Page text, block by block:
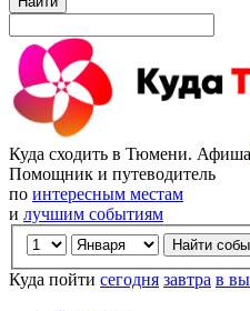
Куда сходить в Тюмени. Афиша
Помощник и путеводитель
по интересным местам
и лучшим событиям
Куда пойти сегодня завтра в